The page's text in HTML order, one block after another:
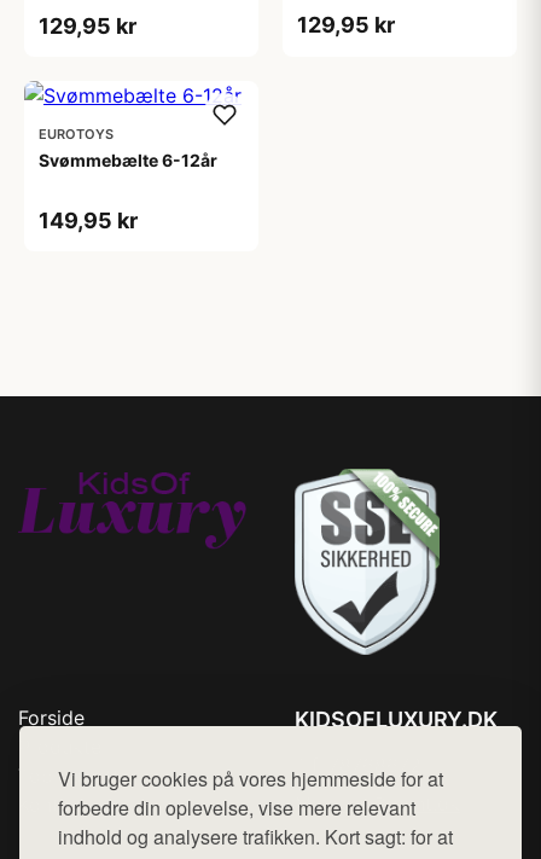
Vi bruger cookies på vores hjemmeside for at
forbedre din oplevelse, vise mere relevant
indhold og analysere trafikken. Kort sagt: for at
129,95 kr 129,95 kr
EUROTOYS
Svømmebælte 6-12år
149,95 kr
Forside
Top Rabatter
Kontakt
KIDSOFLUXURY.DK
Mail: hej@want.dk
Cookie- og privatlivspolitik